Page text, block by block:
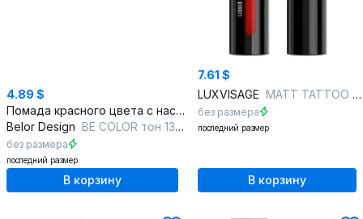
4.89 $
Помада красного цвета с насыщенным глянцевым финишем
Belor Design BE COLOR тон 130 королевский красный
без размера
последний размер
В корзину
7.61 $
LUXVISAGE MATT TATTOO NO TRANSFER 12H , 109 тон
без размера
последний размер
В корзину